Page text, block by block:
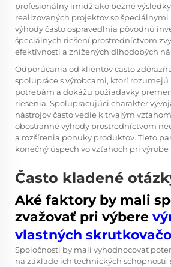
profesionálny imidž ako bežné
realizovaných projektov so
výhody často ospravedlnia pôvodnú
špeciálnych riešení prostredníctvom
efektívnosti a znížených dlhodobých
Odporúčania od klientov často
spolupráce s výrobcami, ktorí
potrebám a dokážu požiadavky
riešenia. Spolupracujúci charakter
nástrojov často vedie k trvalým
obostranné výhody prostredníctvom
a rozšírenia ponuky produktov. Tieto
konečný úspech vo vzťahoch pri
Často kladené
Aké faktory by mali
zvažovať pri výbere
vlastných
Spoločnosti by mali vyhodnocovať
na základe ich technických schopností,